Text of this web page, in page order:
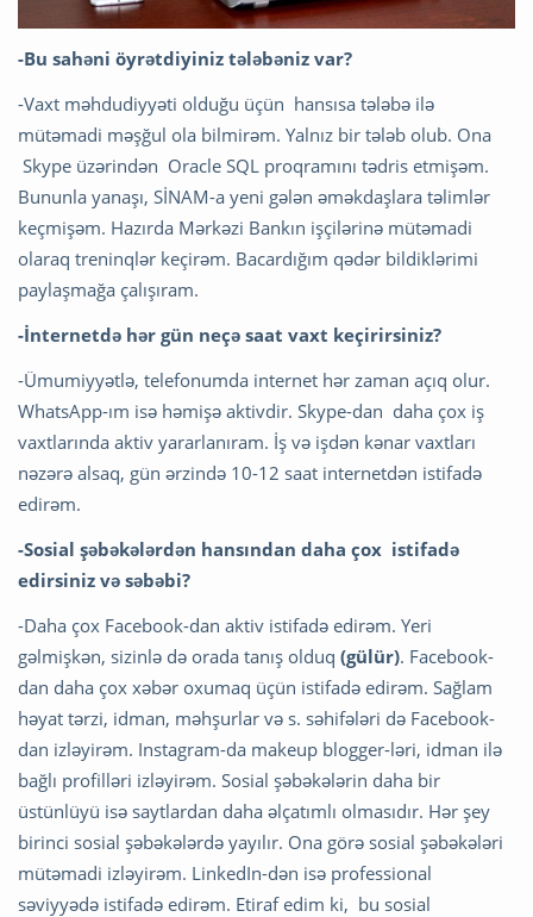
-Bu sahəni öyrətdiyiniz tələbəniz var?
-Vaxt məhdudiyyəti olduğu üçün hansısa tələbə ilə
mütəmadi məşğul ola bilmirəm. Yalnız bir tələb olub. Ona
Skype üzərindən Oracle SQL proqramını tədris etmişəm.
Bununla yanaşı, SİNAM-a yeni gələn əməkdaşlara təlimlər
keçmişəm. Hazırda Mərkəzi Bankın işçilərinə mütəmadi
olaraq treninqlər keçirəm. Bacardığım qədər bildiklərimi
paylaşmağa çalışıram.
-İnternetdə hər gün neçə saat vaxt keçirirsiniz?
-Ümumiyyətlə, telefonumda internet hər zaman açıq olur.
WhatsApp-ım isə həmişə aktivdir. Skype-dan daha çox iş
vaxtlarında aktiv yararlanıram. İş və işdən kənar vaxtları
nəzərə alsaq, gün ərzində 10-12 saat internetdən istifadə
edirəm.
-Sosial şəbəkələrdən hansından daha çox istifadə
edirsiniz və səbəbi?
-Daha çox Facebook-dan aktiv istifadə edirəm. Yeri
gəlmişkən, sizinlə də orada tanış olduq (gülür). Facebook-
dan daha çox xəbər oxumaq üçün istifadə edirəm. Sağlam
həyat tərzi, idman, məhşurlar və s. səhifələri də Facebook-
dan izləyirəm. Instagram-da makeup blogger-ləri, idman ilə
bağlı profilləri izləyirəm. Sosial şəbəkələrin daha bir
üstünlüyü isə saytlardan daha əlçatımlı olmasıdır. Hər şey
birinci sosial şəbəkələrdə yayılır. Ona görə sosial şəbəkələri
mütəmadi izləyirəm. LinkedIn-dən isə professional
səviyyədə istifadə edirəm. Etiraf edim ki, bu sosial